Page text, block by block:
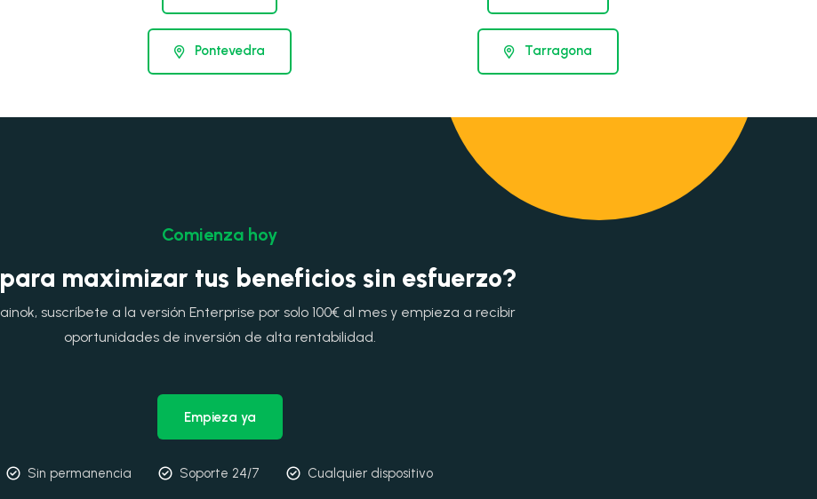
Pontevedra Tarragona
Comienza hoy
maximizar tus beneficios sin esfuerzo?
suscríbete a la versión Enterprise por solo 100€ al mes y empieza a recibir
oportunidades de inversión de alta rentabilidad.
Empieza ya
Sin permanencia Soporte 24/7 Cualquier dispositivo